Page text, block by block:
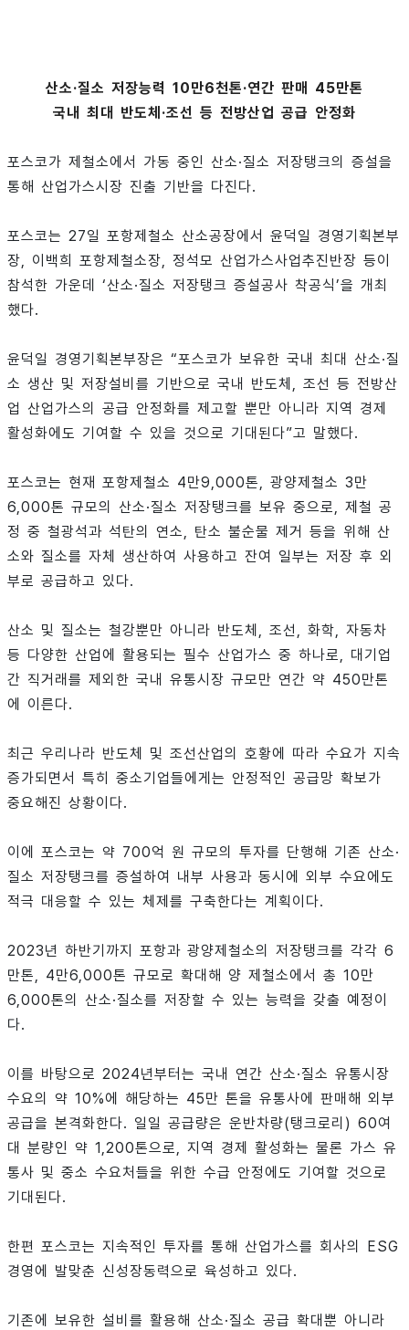
산소·질소 저장능력 10만6천톤·연간 판매 45만톤
국내 최대 반도체·조선 등 전방산업 공급 안정화
포스코가 제철소에서 가동 중인 산소·질소 저장탱크의 증설을
통해 산업가스시장 진출 기반을 다진다.
포스코는 27일 포항제철소 산소공장에서 윤덕일 경영기획본부
장, 이백희 포항제철소장, 정석모 산업가스사업추진반장 등이
참석한 가운데 ‘산소·질소 저장탱크 증설공사 착공식’을 개최
했다.
윤덕일 경영기획본부장은 “포스코가 보유한 국내 최대 산소·질
소 생산 및 저장설비를 기반으로 국내 반도체, 조선 등 전방산
업 산업가스의 공급 안정화를 제고할 뿐만 아니라 지역 경제
활성화에도 기여할 수 있을 것으로 기대된다”고 말했다.
포스코는 현재 포항제철소 4만9,000톤, 광양제철소 3만
6,000톤 규모의 산소·질소 저장탱크를 보유 중으로, 제철 공
정 중 철광석과 석탄의 연소, 탄소 불순물 제거 등을 위해 산
소와 질소를 자체 생산하여 사용하고 잔여 일부는 저장 후 외
부로 공급하고 있다.
산소 및 질소는 철강뿐만 아니라 반도체, 조선, 화학, 자동차
등 다양한 산업에 활용되는 필수 산업가스 중 하나로, 대기업
간 직거래를 제외한 국내 유통시장 규모만 연간 약 450만톤
에 이른다.
최근 우리나라 반도체 및 조선산업의 호황에 따라 수요가 지속
증가되면서 특히 중소기업들에게는 안정적인 공급망 확보가
중요해진 상황이다.
이에 포스코는 약 700억 원 규모의 투자를 단행해 기존 산소·
질소 저장탱크를 증설하여 내부 사용과 동시에 외부 수요에도
적극 대응할 수 있는 체제를 구축한다는 계획이다.
2023년 하반기까지 포항과 광양제철소의 저장탱크를 각각 6
만톤, 4만6,000톤 규모로 확대해 양 제철소에서 총 10만
6,000톤의 산소·질소를 저장할 수 있는 능력을 갖출 예정이
다.
이를 바탕으로 2024년부터는 국내 연간 산소·질소 유통시장
수요의 약 10%에 해당하는 45만 톤을 유통사에 판매해 외부
공급을 본격화한다. 일일 공급량은 운반차량(탱크로리) 60여
대 분량인 약 1,200톤으로, 지역 경제 활성화는 물론 가스 유
통사 및 중소 수요처들을 위한 수급 안정에도 기여할 것으로
기대된다.
한편 포스코는 지속적인 투자를 통해 산업가스를 회사의 ESG
경영에 발맞춘 신성장동력으로 육성하고 있다.
기존에 보유한 설비를 활용해 산소·질소 공급 확대뿐 아니라